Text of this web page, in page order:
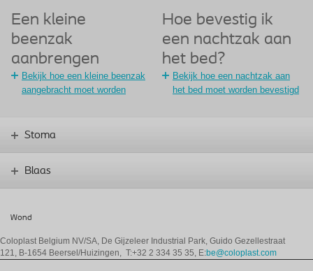
Een kleine
beenzak
aanbrengen
Bekijk hoe een kleine beenzak
aangebracht moet worden
Hoe bevestig ik
een nachtzak aan
het bed?
Bekijk hoe een nachtzak aan
het bed moet worden bevestigd
Stoma
Blaas
Wond
Coloplast Belgium NV/SA, De Gijzeleer Industrial Park, Guido Gezellestraat
121, B-1654 Beersel/Huizingen, T:+32 2 334 35 35, E:be@coloplast.com